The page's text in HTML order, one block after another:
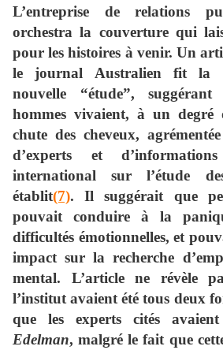
L’entreprise de relations
orchestra la couverture qui
pour les histoires à venir. Un
le journal Australien fit la
nouvelle “étude”,
hommes vivaient, à un
chute des cheveux,
d’experts et
international sur l’étude
établit(7). Il suggérait que
pouvait conduire à la
difficultés émotionnelles, et
impact sur la recherche
mental. L’article ne révèle
l’institut avaient été tous deux
que les experts cités
Edelman, malgré le fait que